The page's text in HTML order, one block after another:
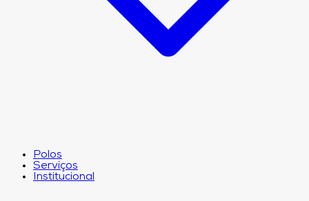
Polos
Serviços
Institucional